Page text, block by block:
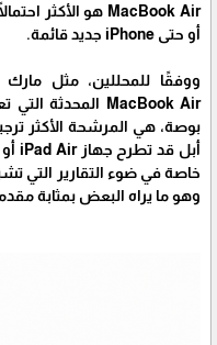
أو حتى iPhone جديد قائمة.
ووفقًا للمحللين، مثل
بوصة، هي المرشحة الأكثر
خاصة في ضوء التقارير التي
وهو ما يراه البعض بمثابة